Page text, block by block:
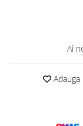
Ai
Adauga